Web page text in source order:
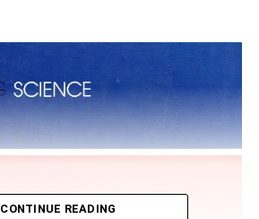
CONTINUE READING